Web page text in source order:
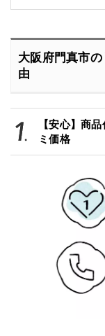
大阪府門真市
由
【安心】商
ミ価格